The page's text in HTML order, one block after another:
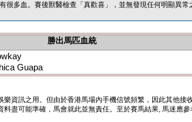
很多血。賽後獸醫檢查「真歡喜」，並無發現任何明顯異
勝出馬匹血統
Guapa
資訊之用。但由於香港馬場內手機信號頻繁，因此其他接
盡可能準確，馬會就此並無責任。至於賽馬結果, 馬迷應參